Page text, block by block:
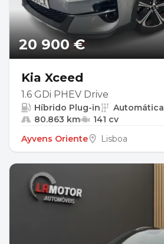
20 900 €
Kia Xceed
1.6 GDi PHEV Drive
Híbrido Plug-in Automática
80.863 km
141 cv
Ayvens Oriente
Lisboa